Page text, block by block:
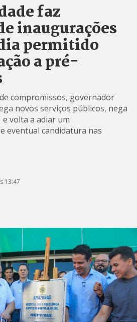
faz
inaugurações
permitido
a pré-
compromissos, governador
novos serviços públicos, nega
volta a adiar um
eventual candidatura nas
13:47